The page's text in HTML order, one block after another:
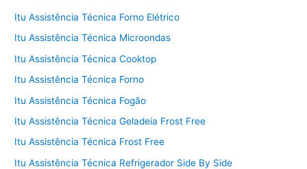
Itu Assistência Técnica Forno Elétrico
Itu Assistência Técnica Microondas
Itu Assistência Técnica Cooktop
Itu Assistência Técnica Forno
Itu Assistência Técnica Fogão
Itu Assistência Técnica Geladeia Frost Free
Itu Assistência Técnica Frost Free
Itu Assistência Técnica Refrigerador Side By Side